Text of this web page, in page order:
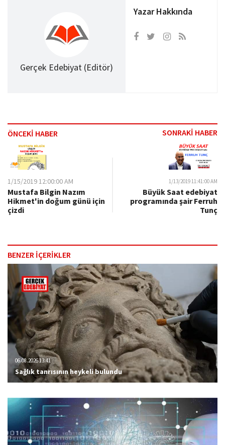
Gerçek Edebiyat (Editör)
Yazar Hakkında
ÖNCEKİ HABER SONRAKİ HABER
1/15/2019 12:00:00 AM
Mustafa Bilgin Nazım
Hikmet'in doğum günü için
çizdi
1/13/2019 11:41:00 AM
Büyük Saat edebiyat
programında şair Ferruh
Tunç
BENZER İÇERİKLER
06.08.2026 13:41
Sağlık tanrısının heykeli bulundu